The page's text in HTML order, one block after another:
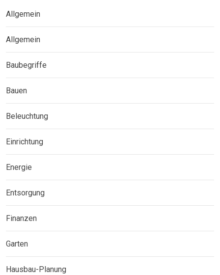
Allgemein
Allgemein
Baubegriffe
Bauen
Beleuchtung
Einrichtung
Energie
Entsorgung
Finanzen
Garten
Hausbau-Planung